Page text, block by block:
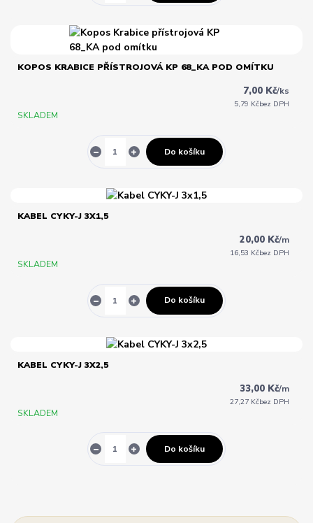
KOPOS KRABICE PŘÍSTROJOVÁ KP 68_KA POD OMÍTKU
7,00 Kč/ks
5,79 Kčbez DPH
SKLADEM
Do košíku
KABEL CYKY-J 3X1,5
20,00 Kč/m
16,53 Kčbez DPH
SKLADEM
Do košíku
KABEL CYKY-J 3X2,5
33,00 Kč/m
27,27 Kčbez DPH
SKLADEM
Do košíku